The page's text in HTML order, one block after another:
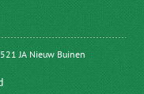
JA Nieuw Buinen